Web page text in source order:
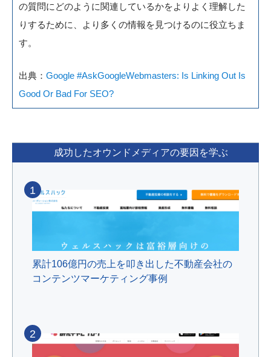
の質問にどのように関連しているかをよりよく理解した
りするために、より多くの情報を見つけるのに役立ちま
す。
出典： Google #AskGoogleWebmasters: Is Linking Out Is
Good Or Bad For SEO?
成功したオウンドメディアの要因を学ぶ
累計106億円の売上を叩き出した不動産会社の
コンテンツマーケティング事例
1
2